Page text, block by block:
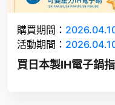
購買期間：
活動期間：
買日本製IH電子鍋